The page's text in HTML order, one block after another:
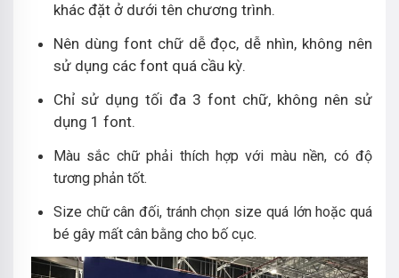
khác đặt ở dưới tên chương trình.
Nên dùng font chữ dễ đọc, dễ nhìn, không nên
sử dụng các font quá cầu kỳ.
Chỉ sử dụng tối đa 3 font chữ, không nên sử
dụng 1 font.
Màu sắc chữ phải thích hợp với màu nền, có độ
tương phản tốt.
Size chữ cân đối, tránh chọn size quá lớn hoặc quá
bé gây mất cân bằng cho bố cục.